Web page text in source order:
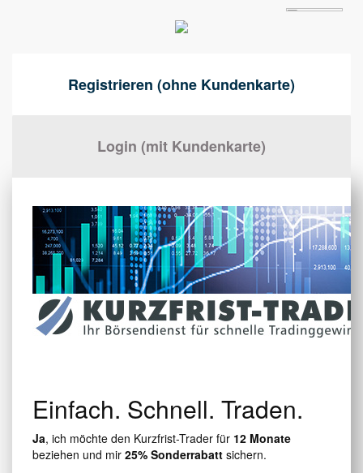
Registrieren (ohne Kundenkarte)
Login (mit Kundenkarte)
Einfach. Schnell. Traden.
Ja, ich möchte den Kurzfrist-Trader für 12 Monate
beziehen und mir 25% Sonderrabatt sichern.